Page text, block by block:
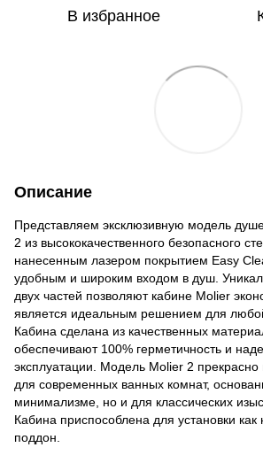
В избранное
Описание
Представляем эксклюзивную модель
2 из высококачественного безопасного
нанесенным лазером покрытием Easy
удобным и широким входом в душ.
двух частей позволяют кабине Molier
является идеальным решением для
Кабина сделана из качественных
обеспечивают 100% герметичность и
эксплуатации. Модель Molier 2 прекрасно
для современных ванных комнат,
минимализме, но и для классических
Кабина приспособлена для установки как
поддон.